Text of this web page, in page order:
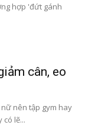
hợp 'đứt gánh
cân, eo
nên tập gym hay
có lẽ...